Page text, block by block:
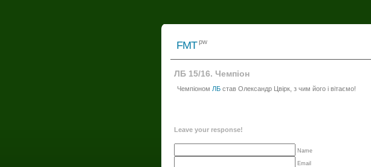
FMTpw
ЛБ 15/16. Чемпіон
Чемпіоном ЛБ став Олександр Цвірк, з чим його і вітаємо!
Leave your response!
Name
Email